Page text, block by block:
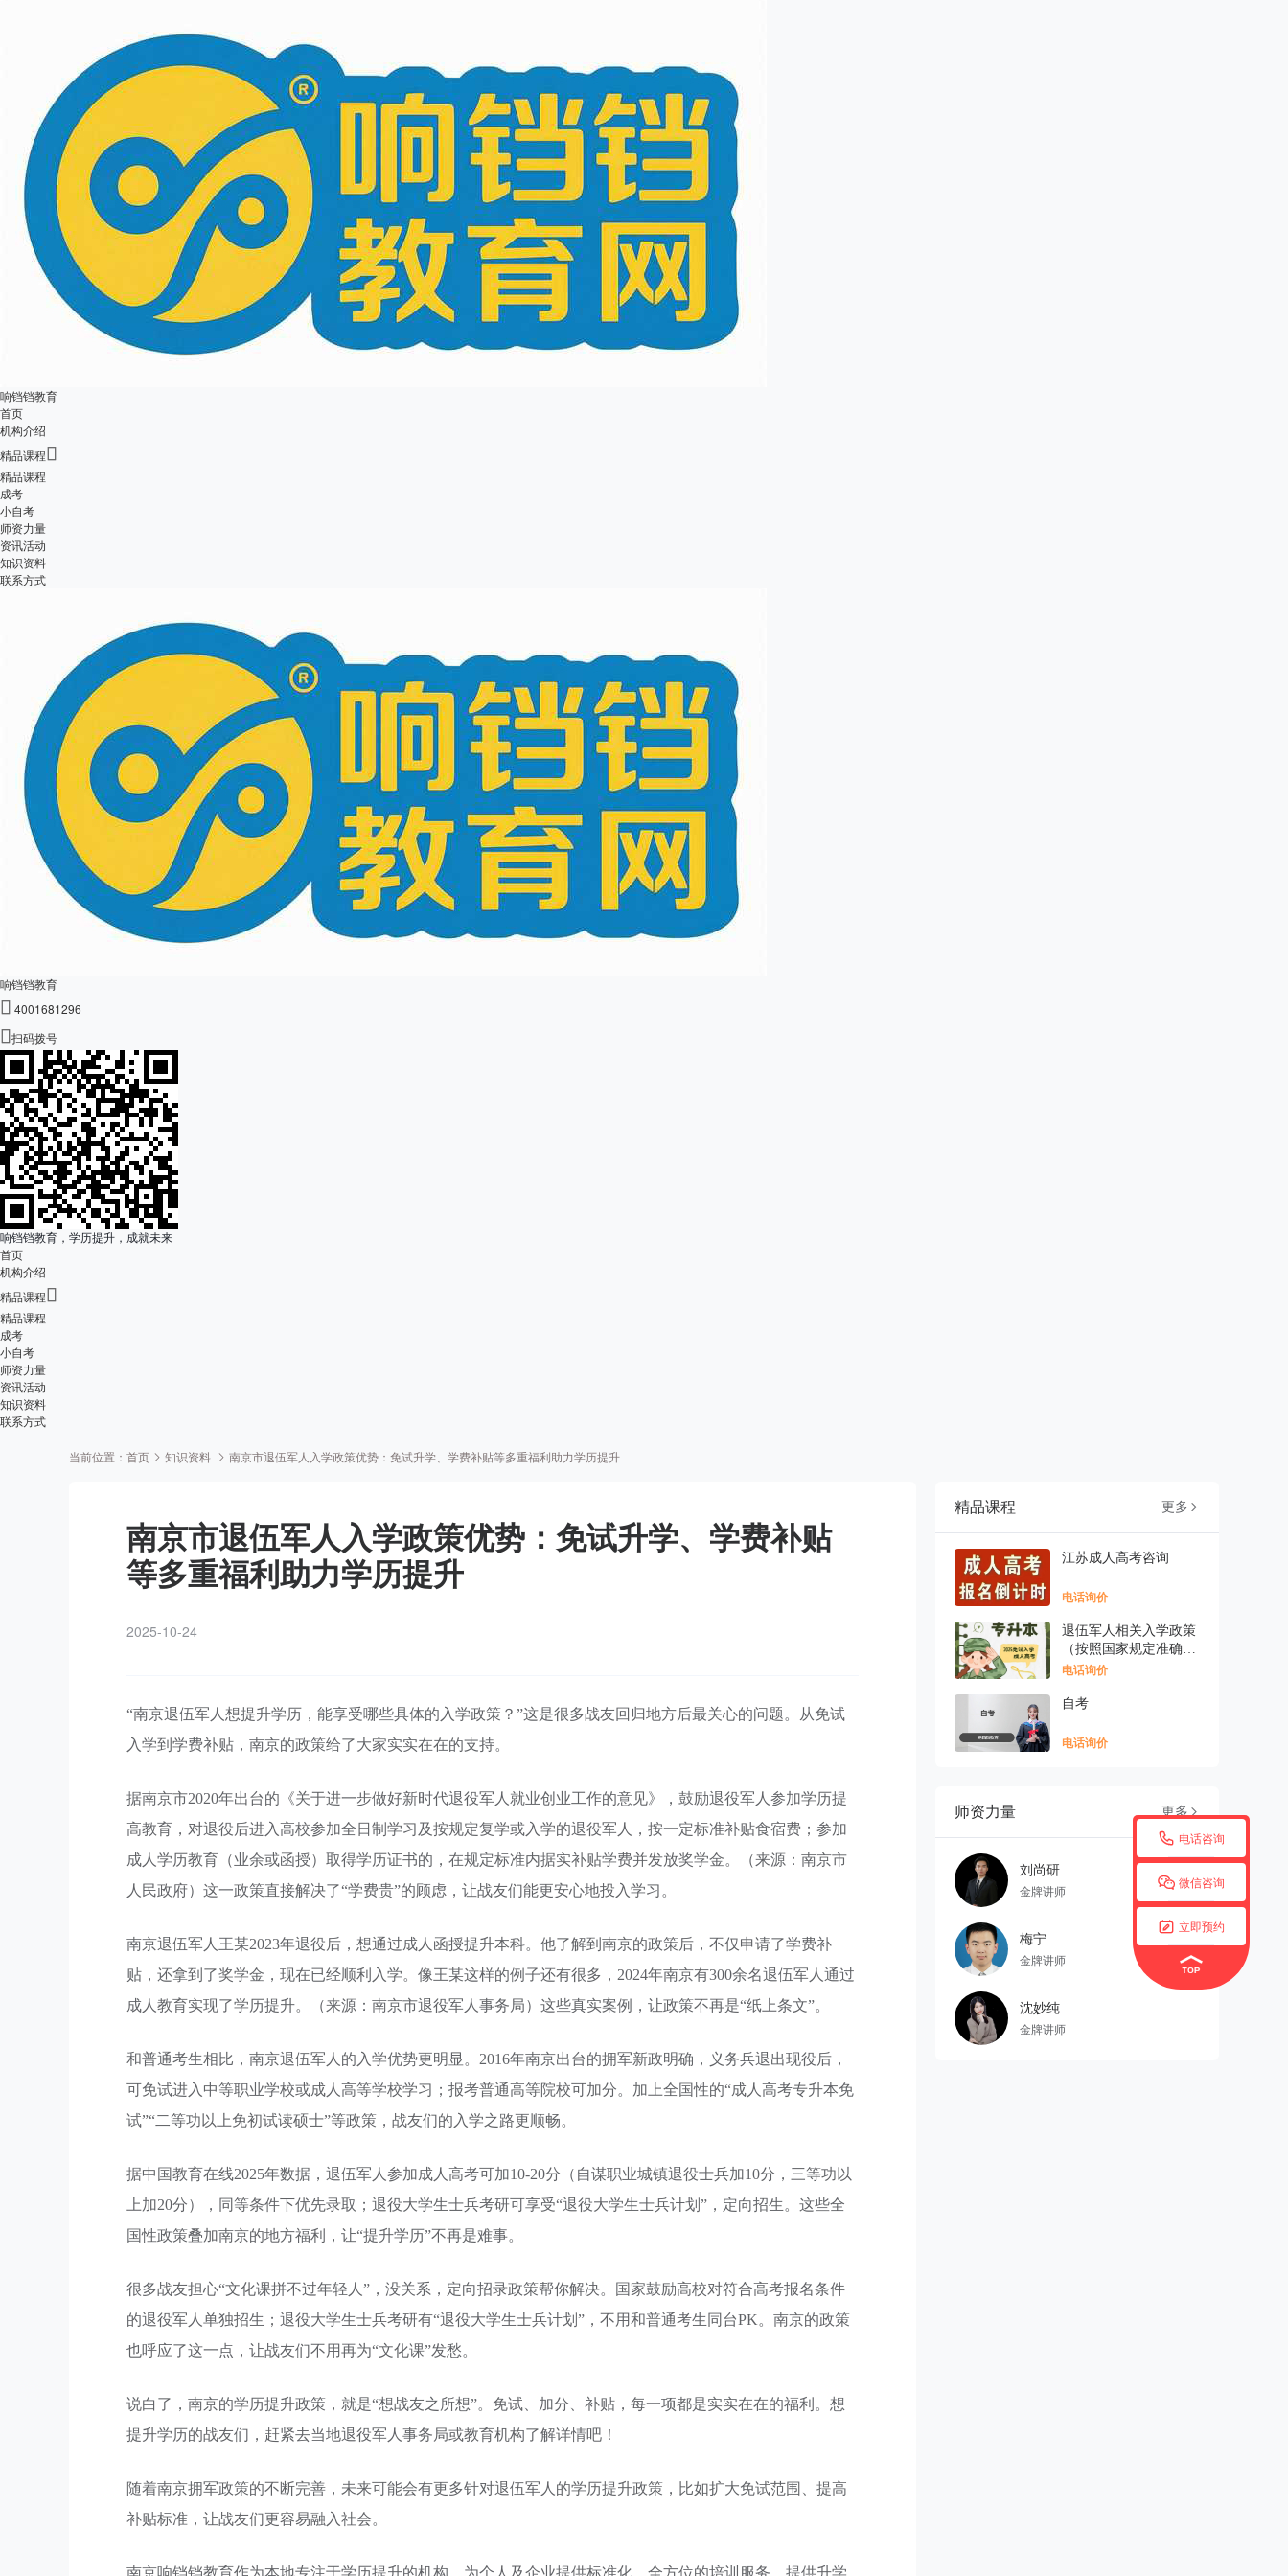
响铛铛教育
首页
机构介绍
精品课程
精品课程
成考
小自考
师资力量
资讯活动
知识资料
联系方式
响铛铛教育
 4001681296
扫码拨号
响铛铛教育，学历提升，成就未来
首页
机构介绍
精品课程
精品课程
成考
小自考
师资力量
资讯活动
知识资料
联系方式
 电话咨询
 微信咨询
 立即预约
当前位置： 首页 知识资料 南京市退伍军人入学政策优势：免试升学、学费补贴等多重福利助力学历提升
南京市退伍军人入学政策优势：免试升学、学费补贴
等多重福利助力学历提升
2025-10-24
“南京退伍军人想提升学历，能享受哪些具体的入学政策？”这是很多战友回归地方后最关心的问题。从免试
入学到学费补贴，南京的政策给了大家实实在在的支持。
据南京市2020年出台的《关于进一步做好新时代退役军人就业创业工作的意见》，鼓励退役军人参加学历提
高教育，对退役后进入高校参加全日制学习及按规定复学或入学的退役军人，按一定标准补贴食宿费；参加
成人学历教育（业余或函授）取得学历证书的，在规定标准内据实补贴学费并发放奖学金。（来源：南京市
人民政府）这一政策直接解决了“学费贵”的顾虑，让战友们能更安心地投入学习。
南京退伍军人王某2023年退役后，想通过成人函授提升本科。他了解到南京的政策后，不仅申请了学费补
贴，还拿到了奖学金，现在已经顺利入学。像王某这样的例子还有很多，2024年南京有300余名退伍军人通过
成人教育实现了学历提升。（来源：南京市退役军人事务局）这些真实案例，让政策不再是“纸上条文”。
和普通考生相比，南京退伍军人的入学优势更明显。2016年南京出台的拥军新政明确，义务兵退出现役后，
可免试进入中等职业学校或成人高等学校学习；报考普通高等院校可加分。加上全国性的“成人高考专升本免
试”“二等功以上免初试读硕士”等政策，战友们的入学之路更顺畅。
据中国教育在线2025年数据，退伍军人参加成人高考可加10-20分（自谋职业城镇退役士兵加10分，三等功以
上加20分），同等条件下优先录取；退役大学生士兵考研可享受“退役大学生士兵计划”，定向招生。这些全
国性政策叠加南京的地方福利，让“提升学历”不再是难事。
很多战友担心“文化课拼不过年轻人”，没关系，定向招录政策帮你解决。国家鼓励高校对符合高考报名条件
的退役军人单独招生；退役大学生士兵考研有“退役大学生士兵计划”，不用和普通考生同台PK。南京的政策
也呼应了这一点，让战友们不用再为“文化课”发愁。
说白了，南京的学历提升政策，就是“想战友之所想”。免试、加分、补贴，每一项都是实实在在的福利。想
提升学历的战友们，赶紧去当地退役军人事务局或教育机构了解详情吧！
随着南京拥军政策的不断完善，未来可能会有更多针对退伍军人的学历提升政策，比如扩大免试范围、提高
补贴标准，让战友们更容易融入社会。
南京响铛铛教育作为本地专注于学历提升的机构，为个人及企业提供标准化、全方位的培训服务，提供升学
精品课程 更多 
江苏成人高考咨询
电话询价
退伍军人相关入学政策
（按照国家规定准确表
述
电话询价
自考
电话询价
师资力量 更多 
刘尚研
金牌讲师
梅宁
金牌讲师
沈妙纯
金牌讲师